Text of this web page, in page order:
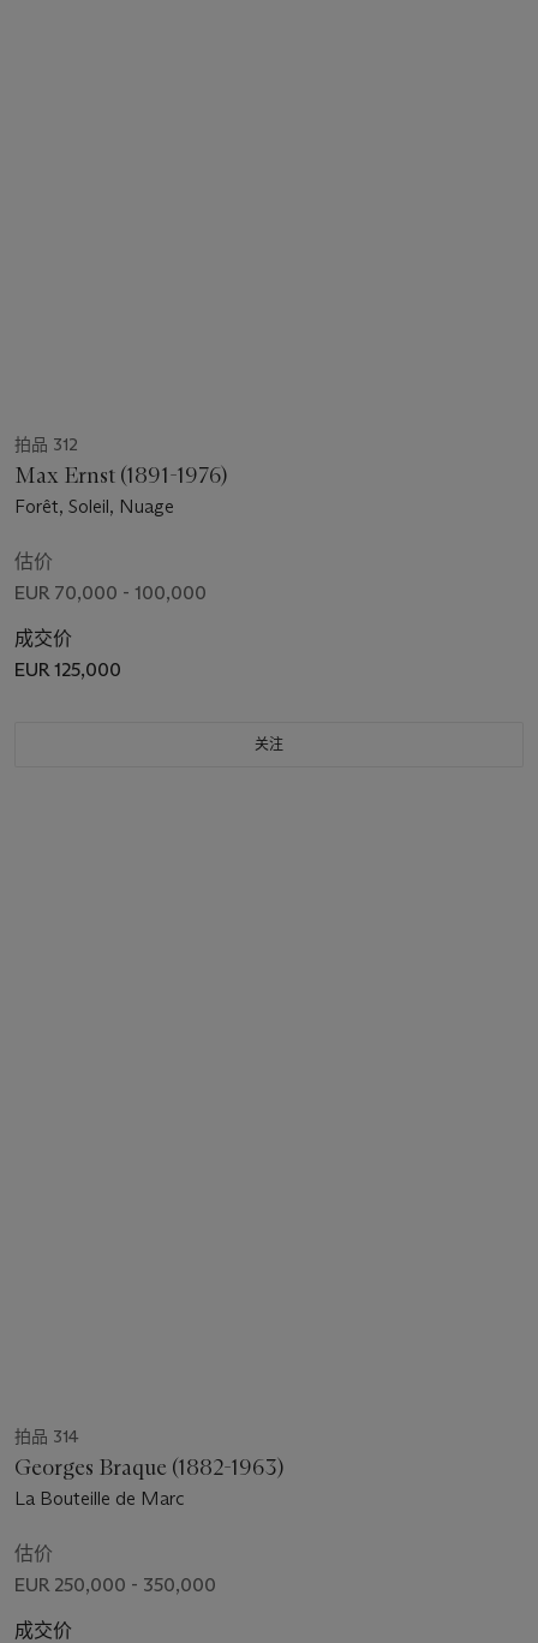
拍品 312
Max Ernst (1891-1976)
Forêt, Soleil, Nuage
估价
EUR 70,000 - 100,000
成交价
EUR 125,000
关注
拍品 314
Georges Braque (1882-1963)
La Bouteille de Marc
估价
EUR 250,000 - 350,000
成交价